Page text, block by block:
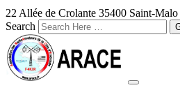
22 Allée de Crolante 35400 Saint-Malo
Search